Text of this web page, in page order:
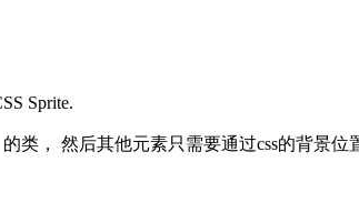
Sprite.
类， 然后其他元素只需要通过css的背景位